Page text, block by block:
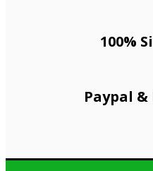
100%
Paypal